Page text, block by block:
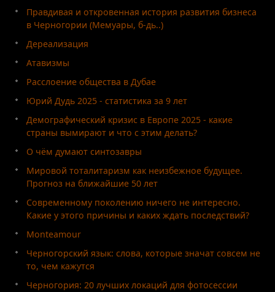
Правдивая и откровенная история развития бизнеса
в Черногории (Мемуары, б-дь..)
Дереализация
Атавизмы
Расслоение общества в Дубае
Юрий Дудь 2025 - статистика за 9 лет
Демографический кризис в Европе 2025 - какие
страны вымирают и что с этим делать?
О чём думают синтозавры
Мировой тоталитаризм как неизбежное будущее.
Прогноз на ближайшие 50 лет
Современному поколению ничего не интересно.
Какие у этого причины и каких ждать последствий?
Monteamour
Черногорский язык: слова, которые значат совсем не
то, чем кажутся
Черногория: 20 лучших локаций для фотосессии